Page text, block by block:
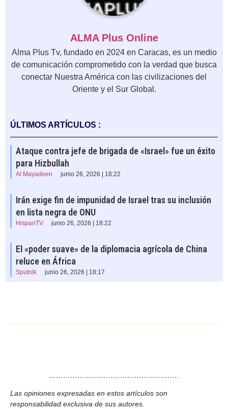
ALMA Plus Online
Alma Plus Tv, fundado en 2024 en Caracas, es un medio
de comunicación comprometido con la verdad que busca
conectar Nuestra América con las civilizaciones del
Oriente y el Sur Global.
ÚLTIMOS ARTÍCULOS :
Ataque contra jefe de brigada de «Israel» fue un éxito
para Hizbullah
Al Mayadeen junio 26, 2026 | 18:22
Irán exige fin de impunidad de Israel tras su inclusión
en lista negra de ONU
HispanTV junio 26, 2026 | 18:22
El «poder suave» de la diplomacia agrícola de China
reluce en África
Sputnik junio 26, 2026 | 18:17
……………………………………………….
Las opiniones expresadas en estos artículos son
responsabilidad exclusiva de sus autores.